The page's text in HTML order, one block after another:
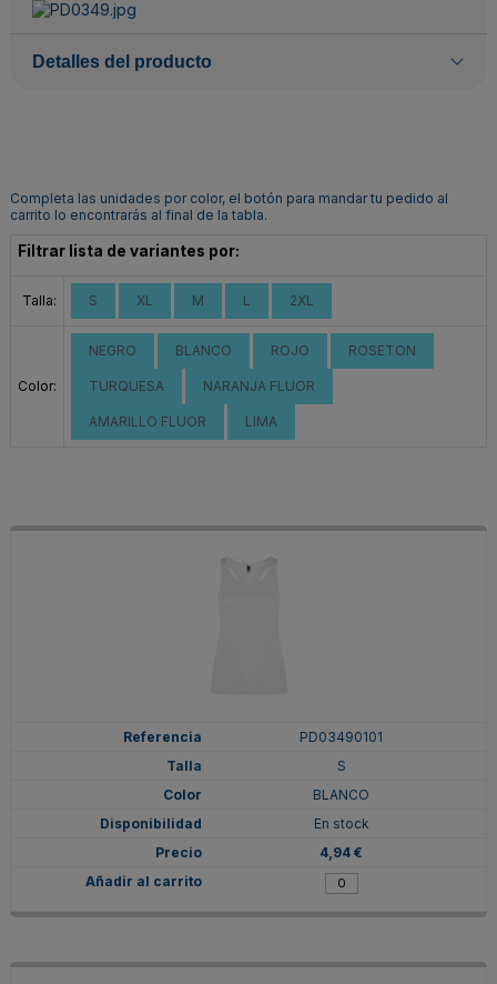
Detalles del producto
Completa las unidades por color, el botón para mandar tu pedido al
carrito lo encontrarás al final de la tabla.
Filtrar lista de variantes por:
Talla: S XL M L 2XL
Color:
NEGRO BLANCO ROJO ROSETON
TURQUESA NARANJA FLUOR
AMARILLO FLUOR LIMA
PD03490101
S
BLANCO
En stock
4,94 €